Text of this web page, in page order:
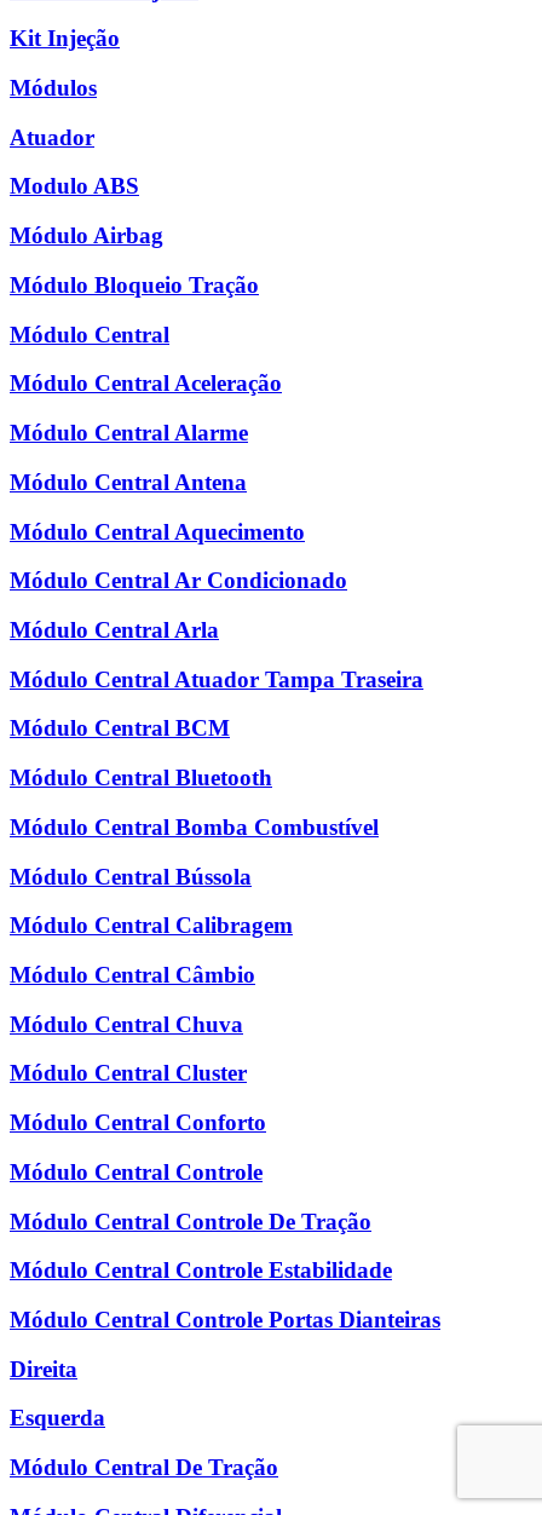
Kit Injeção
Módulos
Atuador
Modulo ABS
Módulo Airbag
Módulo Bloqueio Tração
Módulo Central
Módulo Central Aceleração
Módulo Central Alarme
Módulo Central Antena
Módulo Central Aquecimento
Módulo Central Ar Condicionado
Módulo Central Arla
Módulo Central Atuador Tampa Traseira
Módulo Central BCM
Módulo Central Bluetooth
Módulo Central Bomba Combustível
Módulo Central Bússola
Módulo Central Calibragem
Módulo Central Câmbio
Módulo Central Chuva
Módulo Central Cluster
Módulo Central Conforto
Módulo Central Controle
Módulo Central Controle De Tração
Módulo Central Controle Estabilidade
Módulo Central Controle Portas Dianteiras
Direita
Esquerda
Módulo Central De Tração